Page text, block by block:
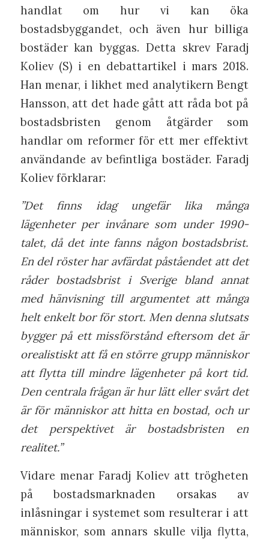
handlat om hur vi kan öka
bostadsbyggandet, och även hur billiga
bostäder kan byggas. Detta skrev Faradj
Koliev (S) i en debattartikel i mars 2018.
Han menar, i likhet med analytikern Bengt
Hansson, att det hade gått att råda bot på
bostadsbristen genom åtgärder som
handlar om reformer för ett mer effektivt
användande av befintliga bostäder. Faradj
Koliev förklarar:
”Det finns idag ungefär lika många
lägenheter per invånare som under 1990-
talet, då det inte fanns någon bostadsbrist.
En del röster har avfärdat påståendet att det
råder bostadsbrist i Sverige bland annat
med hänvisning till argumentet att många
helt enkelt bor för stort. Men denna slutsats
bygger på ett missförstånd eftersom det är
orealistiskt att få en större grupp människor
att flytta till mindre lägenheter på kort tid.
Den centrala frågan är hur lätt eller svårt det
är för människor att hitta en bostad, och ur
det perspektivet är bostadsbristen en
realitet.”
Vidare menar Faradj Koliev att trögheten
på bostadsmarknaden orsakas av
inlåsningar i systemet som resulterar i att
människor, som annars skulle vilja flytta,